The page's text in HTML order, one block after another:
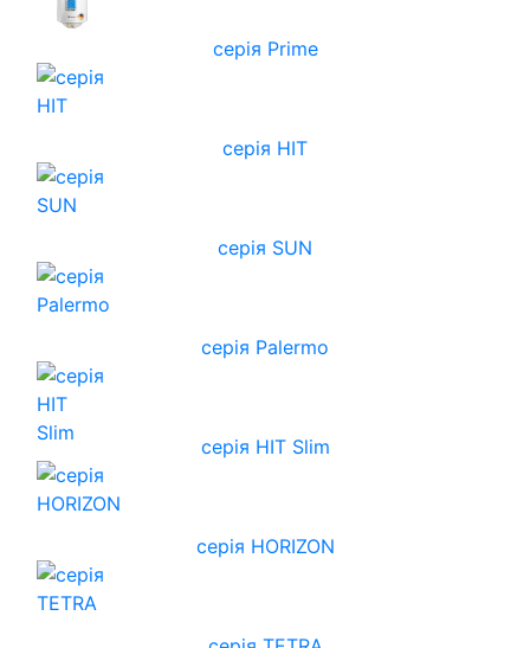
серія Prime
серія HIT
серія SUN
серія Palermo
серія HIT Slim
cерія HORIZON